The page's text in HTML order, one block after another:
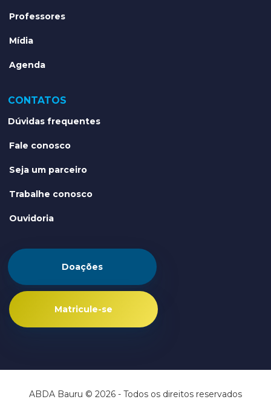
Professores
Mídia
Agenda
CONTATOS
Dúvidas frequentes
Fale conosco
Seja um parceiro
Trabalhe conosco
Ouvidoria
Doações
Matricule-se
ABDA Bauru © 2026 - Todos os direitos reservados